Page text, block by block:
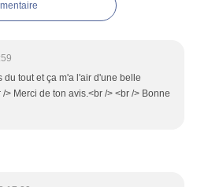
du tout et ça m'a l'air d'une belle
> Merci de ton avis.<br /> <br /> Bonne